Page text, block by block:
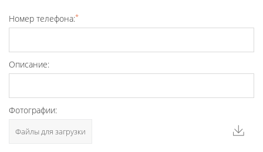
Номер телефона:*
Описание:
Фотографии:
Файлы для загрузки